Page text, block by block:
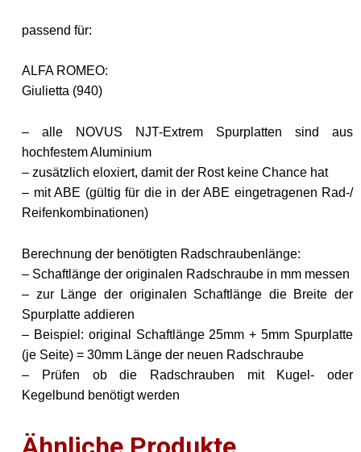
passend für:
ALFA ROMEO:
Giulietta (940)
– alle NOVUS NJT-Extrem Spurplatten sind aus
hochfestem Aluminium
– zusätzlich eloxiert, damit der Rost keine Chance hat
– mit ABE (gültig für die in der ABE eingetragenen Rad-/
Reifenkombinationen)
Berechnung der benötigten Radschraubenlänge:
– Schaftlänge der originalen Radschraube in mm messen
– zur Länge der originalen Schaftlänge die Breite der
Spurplatte addieren
– Beispiel: original Schaftlänge 25mm + 5mm Spurplatte
(je Seite) = 30mm Länge der neuen Radschraube
– Prüfen ob die Radschrauben mit Kugel- oder
Kegelbund benötigt werden